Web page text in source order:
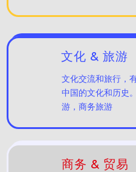
文化 & 旅游
文化交流和旅行，
中国的文化和历史
游，商务旅游
商务 & 贸易